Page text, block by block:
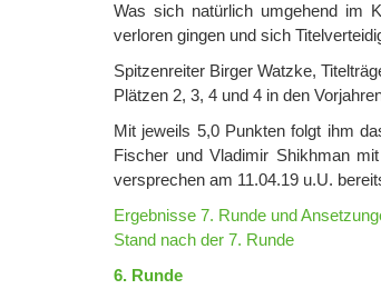
Was sich natürlich umgehend im
verloren gingen und sich
Spitzenreiter Birger Watzke,
Plätzen 2, 3, 4 und 4 in den
Mit jeweils 5,0 Punkten folgt ihm
Fischer und Vladimir Shikhman
versprechen am 11.04.19 u.U.
Ergebnisse 7. Runde und
Stand nach der 7. Runde
6. Runde